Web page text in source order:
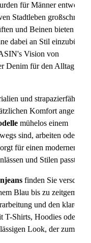
für Männer
Stadtleben
und Beinen bieten
dabei an Stil
Vision von
Denim für den Alltag in
und strapazierfähigem
Komfort
mühelos einem
sind, arbeiten oder
für einen modernen,
und Stilen passt.
finden Sie
Blau bis zu
und den klaren
T-Shirts, Hoodies oder
Look, der zum